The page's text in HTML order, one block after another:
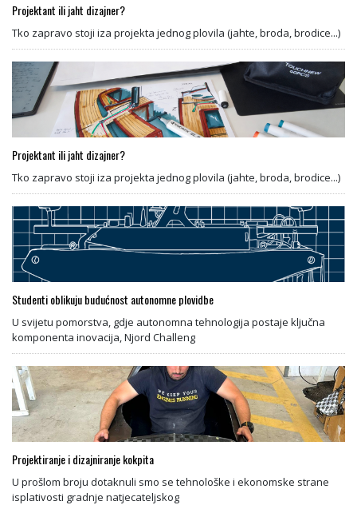
Projektant ili jaht dizajner?
Tko zapravo stoji iza projekta jednog plovila (jahte, broda, brodice...)
Projektant ili jaht dizajner?
Tko zapravo stoji iza projekta jednog plovila (jahte, broda, brodice...)
Studenti oblikuju budućnost autonomne plovidbe
U svijetu pomorstva, gdje autonomna tehnologija postaje ključna
komponenta inovacija, Njord Challeng
Projektiranje i dizajniranje kokpita
U prošlom broju dotaknuli smo se tehnološke i ekonomske strane
isplativosti gradnje natjecateljskog